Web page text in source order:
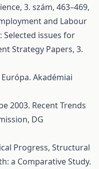
3. szám, 463–469,
and Labour
issues for
Strategy Papers, 3.
Akadémiai
2003. Recent Trends
DG
Progress, Structural
a Comparative Study.